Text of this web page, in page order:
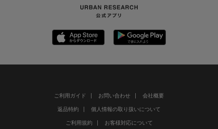
ご利用ガイド お問い合わせ 会社概要
返品特約 個人情報の取り扱いについて
ご利用規約 お客様対応について